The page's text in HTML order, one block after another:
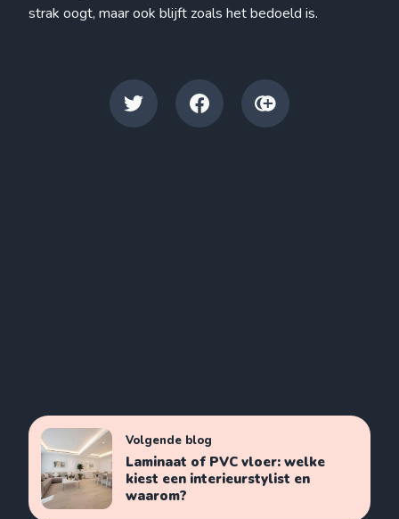
strak oogt, maar ook blijft zoals het bedoeld is.
Volgende blog
Laminaat of PVC vloer: welke
kiest een interieurstylist en
waarom?